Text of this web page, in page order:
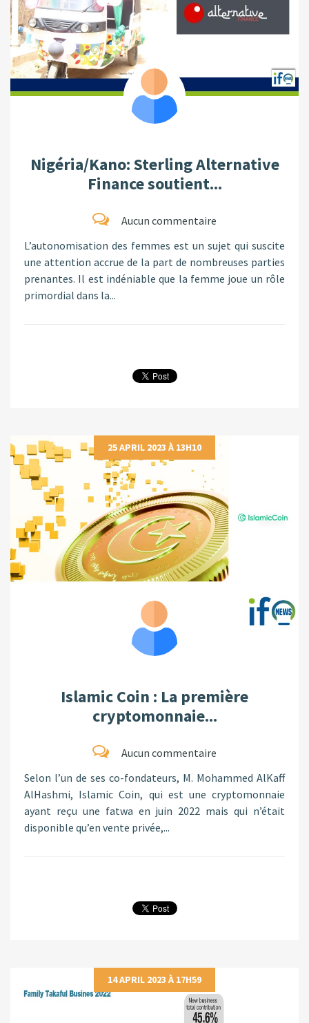
Nigéria/Kano: Sterling Alternative
Finance soutient...
Aucun commentaire
L’autonomisation des femmes est un sujet qui suscite
une attention accrue de la part de nombreuses parties
prenantes. Il est indéniable que la femme joue un rôle
primordial dans la...
25 APRIL 2023 À 13H10
Islamic Coin : La première
cryptomonnaie...
Aucun commentaire
Selon l’un de ses co-fondateurs, M. Mohammed AlKaff
AlHashmi, Islamic Coin, qui est une cryptomonnaie
ayant reçu une fatwa en juin 2022 mais qui n’était
disponible qu’en vente privée,...
14 APRIL 2023 À 17H59